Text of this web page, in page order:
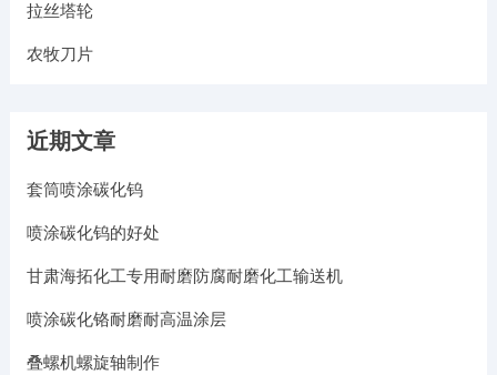
拉丝塔轮
农牧刀片
近期文章
套筒喷涂碳化钨
喷涂碳化钨的好处
甘肃海拓化工专用耐磨防腐耐磨化工输送机
喷涂碳化铬耐磨耐高温涂层
叠螺机螺旋轴制作